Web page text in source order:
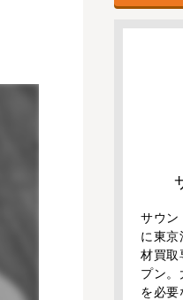
サウン
に東京
材買取
プン。
を必要